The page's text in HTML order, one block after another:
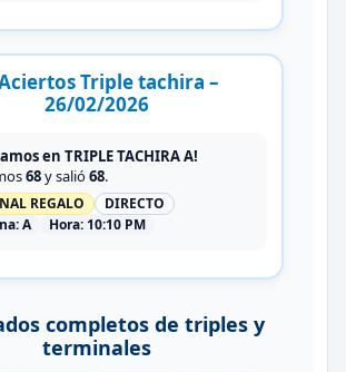
Triple tachira –
26/02/2026
en TRIPLE TACHIRA A!
68y salió68.
REGALO
DIRECTO
A Hora: 10:10 PM
completos de triples y
terminales